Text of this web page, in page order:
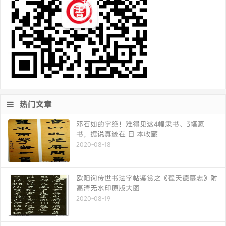
热门文章
邓石如的字绝！难得见这4幅隶书、3幅篆
书，据说真迹在 日 本收藏
2020-08-18
欧阳询传世书法字帖鉴赏之《翟天德墓志》附
高清无水印原版大图
2020-08-19